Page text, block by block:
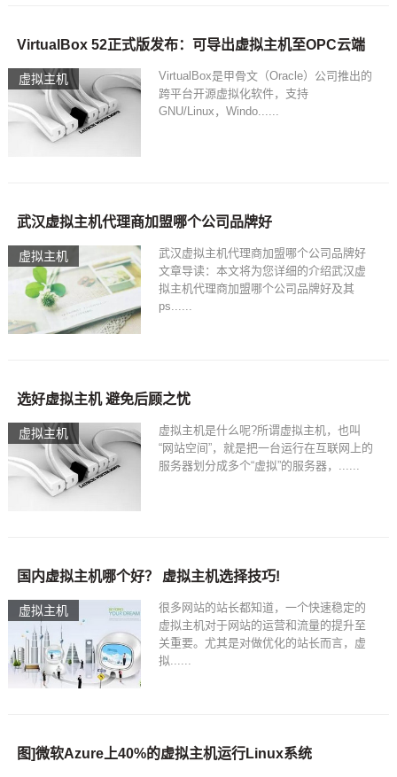
虚拟主机
VirtualBox 52正式版发布：可导出虚拟主机至OPC云端
VirtualBox是甲骨文（Oracle）公司推出的
跨平台开源虚拟化软件，支持
GNU/Linux，Windo......
虚拟主机
武汉虚拟主机代理商加盟哪个公司品牌好
武汉虚拟主机代理商加盟哪个公司品牌好
文章导读：本文将为您详细的介绍武汉虚
拟主机代理商加盟哪个公司品牌好及其
ps......
虚拟主机
选好虚拟主机 避免后顾之忧
虚拟主机是什么呢?所谓虚拟主机，也叫
“网站空间”，就是把一台运行在互联网上的
服务器划分成多个“虚拟”的服务器，......
虚拟主机
国内虚拟主机哪个好？ 虚拟主机选择技巧!
很多网站的站长都知道，一个快速稳定的
虚拟主机对于网站的运营和流量的提升至
关重要。尤其是对做优化的站长而言，虚
拟......
图]微软Azure上40%的虚拟主机运行Linux系统